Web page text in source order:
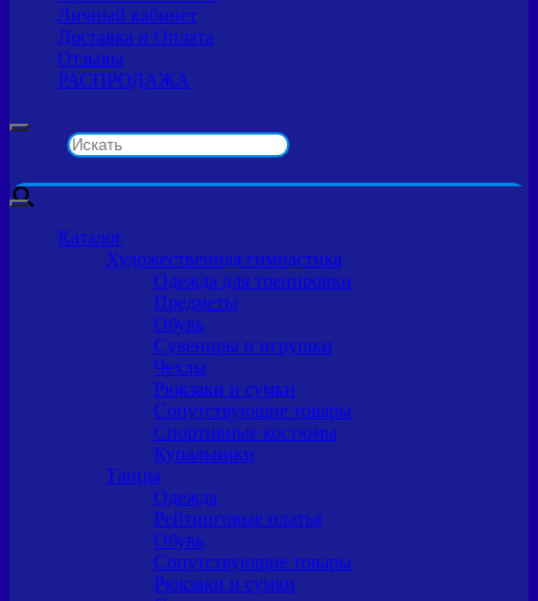
Личный кабинет
Доставка и Оплата
Отзывы
РАСПРОДАЖА
Каталог
Художественная гимнастика
Одежда для тренировки
Предметы
Обувь
Сувениры и игрушки
Чехлы
Рюкзаки и сумки
Сопутствующие товары
Спортивные костюмы
Купальники
Танцы
Одежда
Рейтинговые платья
Обувь
Сопутствующие товары
Рюкзаки и сумки